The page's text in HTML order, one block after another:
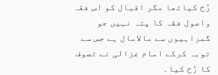
رُخ کیاتھا مگر اقبال کو اس فقہ
واصول فقہ کا پتہ نہیں جو
گمراہیوں سے مالامال ہے جس سے
توبہ کرکے امام غزالی نے تصوف
کا رُخ کیا۔